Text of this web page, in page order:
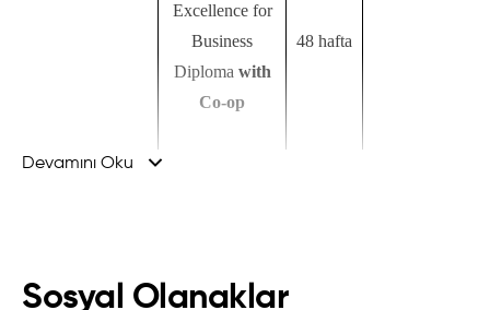
Excellence for
Business
Diploma with
Co-op
48 hafta
Co-op
Devamını Oku
Sosyal Olanaklar